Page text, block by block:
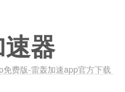
速器
费版-雷轰加速app官方下载